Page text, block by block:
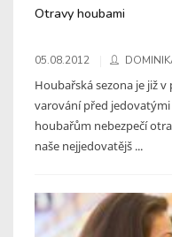
Otravy houbami
05.08.2012
Houbařská sezona je již
varování před
houbařům nebezpečí
naše nejjedovatějš ...